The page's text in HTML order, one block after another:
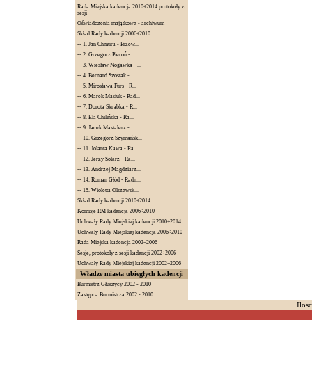
Rada Miejska kadencja 2010÷2014 protokoły z
sesji
Oświadczenia majątkowe - archiwum
Skład Rady kadencji 2006÷2010
-- 1. Jan Chmura - Przew...
-- 2. Grzegorz Pieroń - ...
-- 3. Wiesław Nogawka - ...
-- 4. Bernard Szostak - ...
-- 5. Mirosława Furs - R...
-- 6. Marek Masiuk - Rad...
-- 7. Dorota Skrabka - R...
-- 8. Ela Chilińska - Ra...
-- 9. Jacek Mastalerz - ...
-- 10. Grzegorz Szymańsk...
-- 11. Jolanta Kawa - Ra...
-- 12. Jerzy Solarz - Ra...
-- 13. Andrzej Magdziarz...
-- 14. Roman Głód - Radn...
-- 15. Wioletta Olszewsk...
Skład Rady kadencji 2010÷2014
Komisje RM kadencja 2006÷2010
Uchwały Rady Miejskiej kadencji 2010÷2014
Uchwały Rady Miejskiej kadencja 2006÷2010
Rada Miejska kadencja 2002÷2006
Sesje, protokoły z sesji kadencji 2002÷2006
Uchwały Rady Miejskiej kadencji 2002÷2006
Władze miasta ubiegłych kadencji
Burmistrz Głuszycy 2002 - 2010
Zastępca Burmistrza 2002 - 2010